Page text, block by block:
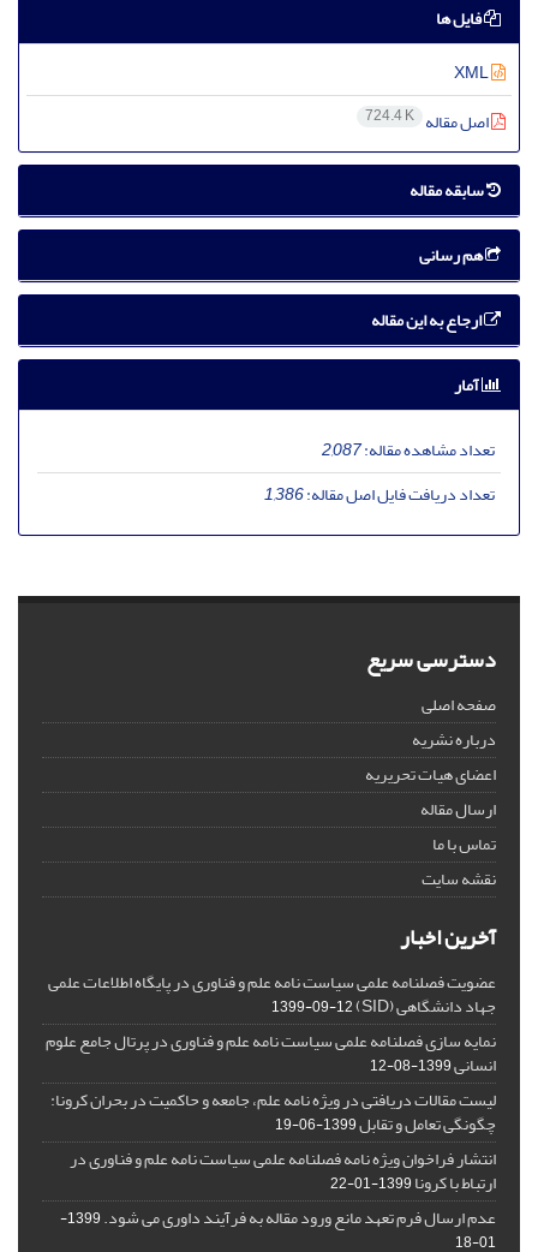
فایل ها
اصل مقاله 724.4 K
سابقه مقاله
هم رسانی
ارجاع به این مقاله
آمار
تعداد مشاهده مقاله:2,087
تعداد دریافت فایل اصل مقاله:1,386
دسترسی سریع
صفحه اصلی
درباره نشریه
اعضای هیات تحریریه
ارسال مقاله
تماس با ما
نقشه سایت
آخرین اخبار
عضویت فصلنامه علمی سیاست نامه علم و فناوری در پایگاه اطلاعات علمی
جهاد دانشگاهی (SID) 1399-09-12
نمایه سازی فصلنامه علمی سیاست نامه علم و فناوری در پرتال جامع علوم
انسانی1399-08-12
لیست مقالات دریافتی در ویژه نامه علم، جامعه و حاکمیت در بحران کرونا:
چگونگی تعامل و تقابل1399-06-19
انتشار فراخوان ویژه‏ نامه فصلنامه علمی سیاست نامه علم و فناوری در
ارتباط با کرونا1399-01-22
عدم ارسال فرم تعهد مانع ورود مقاله به فرآیند داوری می شود.
1399-
01-18